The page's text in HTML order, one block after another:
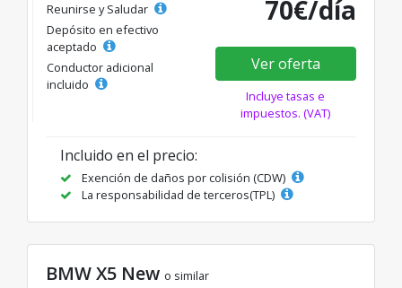
Reunirse y Saludar
Depósito en efectivo
aceptado
Conductor adicional
incluido
70€/día
Ver oferta
Incluye tasas e
impuestos. (VAT)
Incluido en el precio:
Exención de daños por colisión (CDW)
La responsabilidad de terceros(TPL)
BMW X5 New o similar